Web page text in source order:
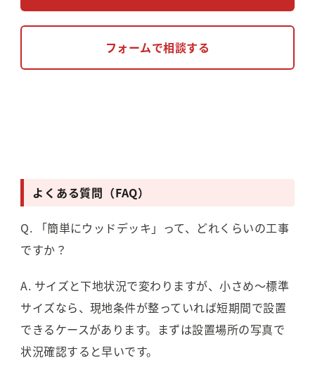
フォームで相談する
よくある質問（FAQ）
Q. 「簡単にウッドデッキ」って、どれくらいの工事
ですか？
A. サイズと下地状況で変わりますが、小さめ〜標準
サイズなら、現地条件が整っていれば短期間で設置
できるケースがあります。まずは設置場所の写真で
状況確認すると早いです。